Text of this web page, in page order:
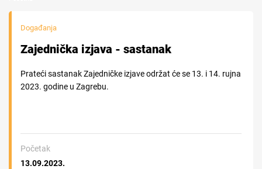
Događanja
Zajednička izjava - sastanak
Prateći sastanak Zajedničke izjave održat će se 13. i 14. rujna
2023. godine u Zagrebu.
Početak
13.09.2023.